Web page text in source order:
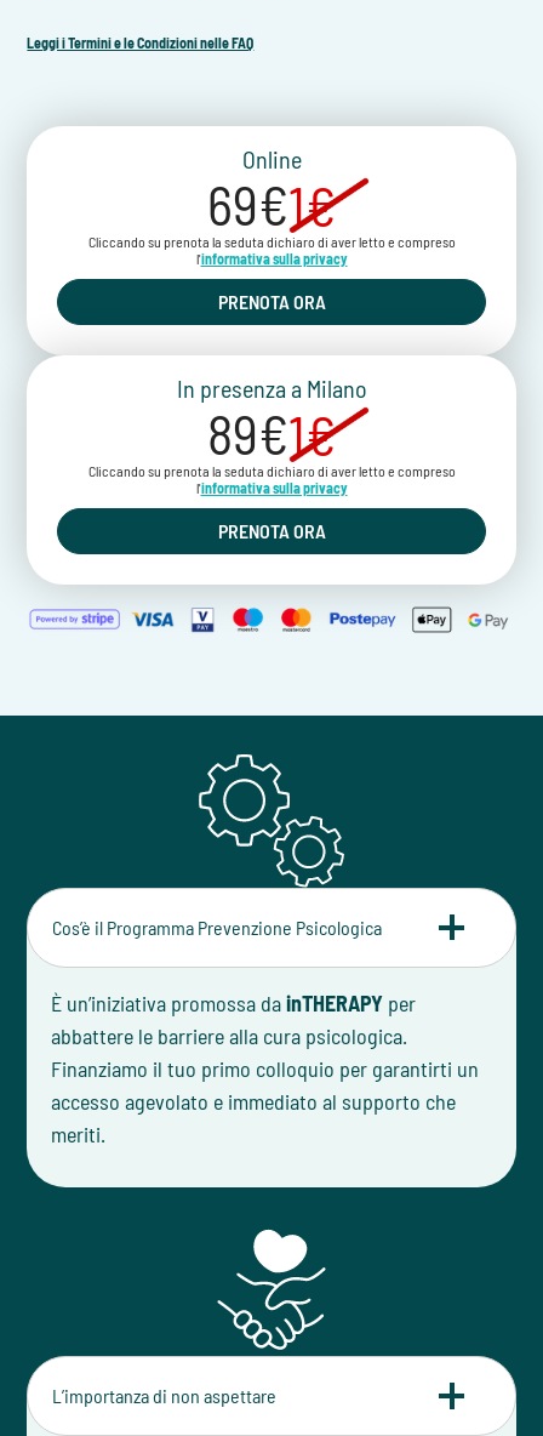
Leggi i Termini e le Condizioni nelle FAQ
Online
69€1€
Cliccando su prenota la seduta dichiaro di aver letto e compreso
l'informativa sulla privacy
PRENOTA ORA
In presenza a Milano
89€1€
Cliccando su prenota la seduta dichiaro di aver letto e compreso
l'informativa sulla privacy
PRENOTA ORA
Cos’è il Programma Prevenzione Psicologica
È un’iniziativa promossa dainTHERAPY per
abbattere le barriere alla cura psicologica.
Finanziamo il tuo primo colloquio per garantirti un
accesso agevolato e immediato al supporto che
meriti.
L’importanza di non aspettare